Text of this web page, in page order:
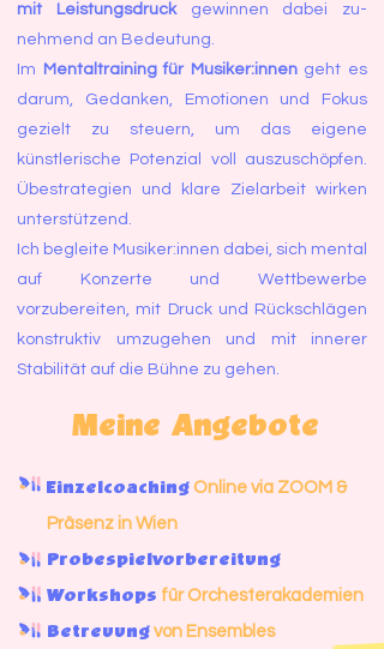
mit Leistungsdruckgewinnen dabei zu-
nehmend an Bedeutung.
Im
Mentaltraining für Musiker:innengeht es
darum, Gedanken, Emotionen und Fokus
gezielt zu steuern, um das eigene
künstlerische Potenzial voll auszuschöpfen.
Übestrategien und klare Zielarbeit wirken
unterstützend.
Ich begleite Musiker:innen dabei, sich mental
auf Konzerte und Wettbewerbe
vorzubereiten, mit Druck und Rückschlägen
konstruktiv umzugehen und mit innerer
Stabilität auf die Bühne zu gehen.
Meine Angebote
Einzelcoaching Online via ZOOM &
Präsenz in Wien
Probespielvorbereitung
Workshops für Orchesterakademien
Betreuung von Ensembles